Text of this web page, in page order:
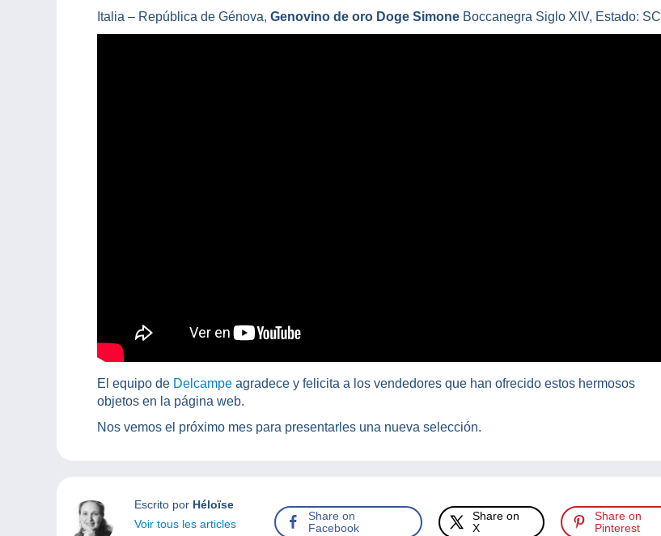
Italia – República de Génova, Genovino de oro Doge Simone Boccanegra Siglo XIV, Estado: SC
El equipo de Delcampe agradece y felicita a los vendedores que han ofrecido estos hermosos
objetos en la página web.
Nos vemos el próximo mes para presentarles una nueva selección.
Escrito por Héloïse
Voir tous les articles
Share on
Facebook
Share on
X
Share on
Pinterest